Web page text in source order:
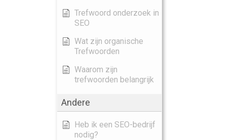
Trefwoord onderzoek in
SEO
Wat zijn organische
Trefwoorden
Waarom zijn
trefwoorden belangrijk
Andere
Heb ik een SEO-bedrijf
nodig?